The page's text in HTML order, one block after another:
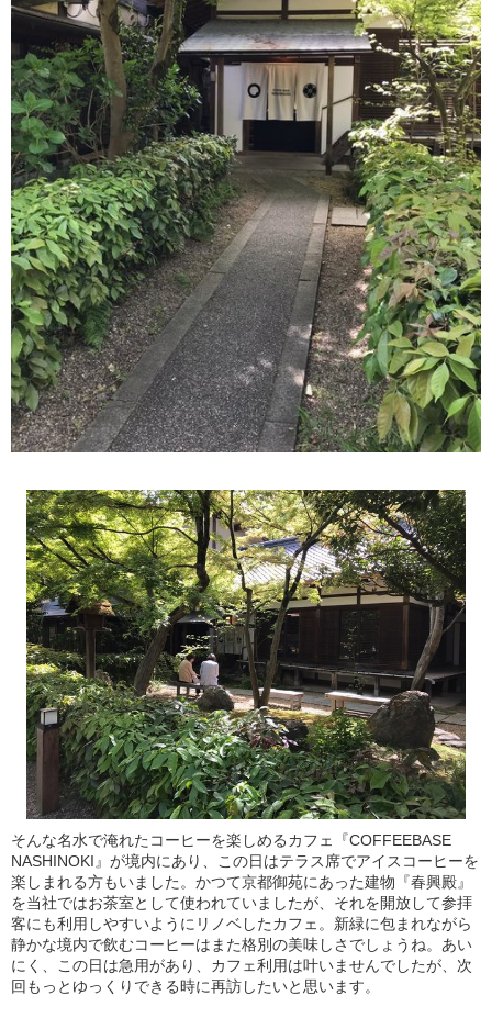
そんな名水で淹れたコーヒーを楽しめるカフェ『COFFEEBASE
NASHINOKI』が境内にあり、この日はテラス席でアイスコーヒーを
楽しまれる方もいました。かつて京都御苑にあった建物『春興殿』
を当社ではお茶室として使われていましたが、それを開放して参拝
客にも利用しやすいようにリノベしたカフェ。新緑に包まれながら
静かな境内で飲むコーヒーはまた格別の美味しさでしょうね。あい
にく、この日は急用があり、カフェ利用は叶いませんでしたが、次
回もっとゆっくりできる時に再訪したいと思います。